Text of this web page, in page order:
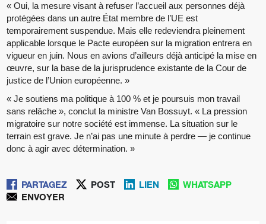
« Oui, la mesure visant à refuser l’accueil aux personnes déjà
protégées dans un autre État membre de l’UE est
temporairement suspendue. Mais elle redeviendra pleinement
applicable lorsque le Pacte européen sur la migration entrera en
vigueur en juin. Nous en avions d’ailleurs déjà anticipé la mise en
œuvre, sur la base de la jurisprudence existante de la Cour de
justice de l’Union européenne. »
« Je soutiens ma politique à 100 % et je poursuis mon travail
sans relâche », conclut la ministre Van Bossuyt. « La pression
migratoire sur notre société est immense. La situation sur le
terrain est grave. Je n’ai pas une minute à perdre — je continue
donc à agir avec détermination. »
PARTAGEZ POST LIEN
WHATSAPP
ENVOYER